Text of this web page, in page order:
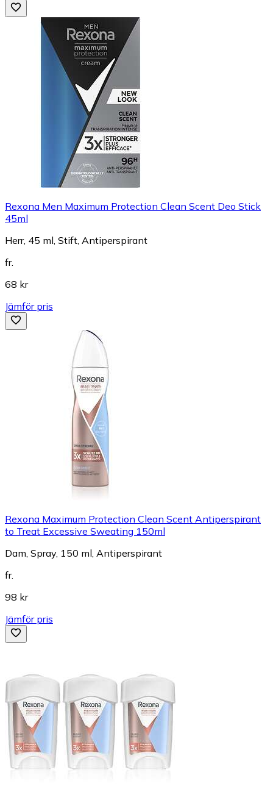
Rexona Men Maximum Protection Clean Scent Deo Stick
45ml
Herr, 45 ml, Stift, Antiperspirant
fr.
68 kr
Jämför pris
Rexona Maximum Protection Clean Scent Antiperspirant
to Treat Excessive Sweating 150ml
Dam, Spray, 150 ml, Antiperspirant
fr.
98 kr
Jämför pris